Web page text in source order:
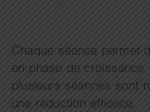
Chaque séance permet
en phase de croissance.
plusieurs séances sont
une réduction efficace.